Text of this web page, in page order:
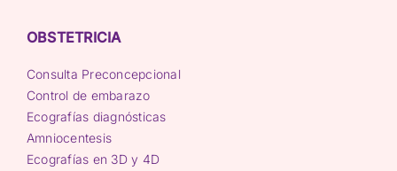
OBSTETRICIA
Consulta Preconcepcional
Control de embarazo
Ecografías diagnósticas
Amniocentesis
Ecografías en 3D y 4D